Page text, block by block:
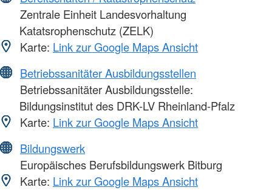
Zentrale Einheit Landesvorhaltung
Katatsrophenschutz (ZELK)
Karte: Link zur Google Maps Ansicht
Betriebssanitäter Ausbildungsstellen
Betriebssanitäter Ausbildungsstelle:
Bildungsinstitut des DRK-LV Rheinland-Pfalz
Karte: Link zur Google Maps Ansicht
Bildungswerk
Europäisches Berufsbildungswerk Bitburg
Karte: Link zur Google Maps Ansicht